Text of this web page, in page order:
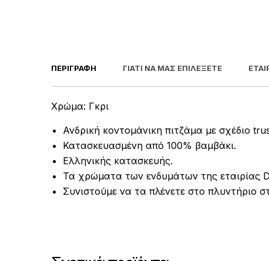
ΠΕΡΙΓΡΑΦΉ ΓΙΑΤΊ ΝΑ ΜΑΣ ΕΠΙΛΈΞΕΤΕ
Χρώμα: Γκρι
Ανδρική κοντομάνικη πιτζάμα με σχέδιο
Κατασκευασμένη από 100% βαμβάκι.
Ελληνικής κατασκευής.
Τα χρώματα των ενδυμάτων της εταιρίας
Συνιστούμε να τα πλένετε στο πλυντήριο